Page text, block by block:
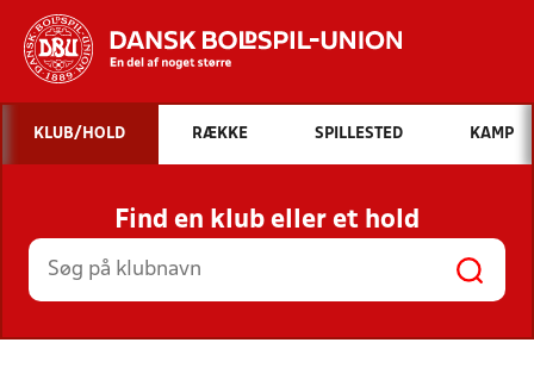
Hvad vil du søge efter?
INDHOLD OG NYHEDER
STILLINGER, RESULTATER, KLUBBER OG
HOLD
KLUB/HOLD RÆKKE SPILLESTED KAMP
Find en klub eller et hold